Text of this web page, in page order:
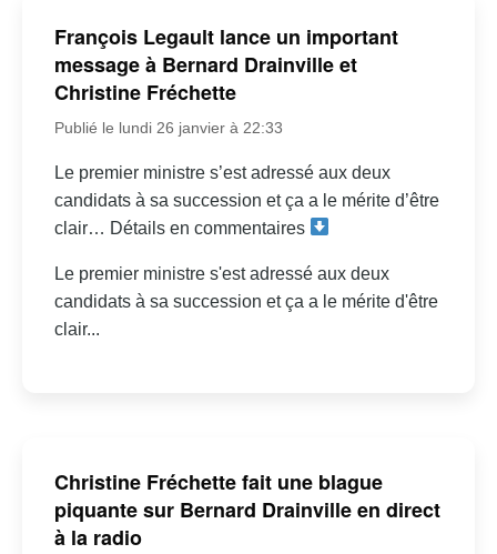
François Legault lance un important
message à Bernard Drainville et
Christine Fréchette
Publié le lundi 26 janvier à 22:33
Le premier ministre s’est adressé aux deux
candidats à sa succession et ça a le mérite d’être
clair… Détails en commentaires
Le premier ministre s'est adressé aux deux
candidats à sa succession et ça a le mérite d'être
clair...
Christine Fréchette fait une blague
piquante sur Bernard Drainville en direct
à la radio